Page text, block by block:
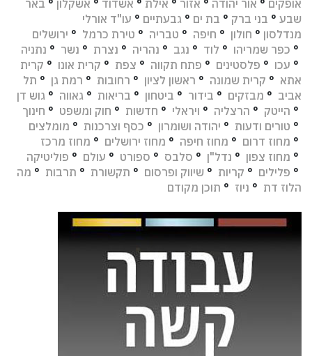
אופקים ° אור יהודה ° אזור ° אילת ° אשדוד ° אשקלון ° באר
שבע ° בני ברק ° בת ים ° גבעתיים ° עו"ד אורלי
מנדלסון ° חולון ° חיפה ° טבריה ° טירת כרמל ° ירושלים
° כפר שמריהו ° לוד ° נגב ° נהריה ° נצרת ° נשר ° נתניה
° עכו ° פלסטינים ° פתח תקווה ° צפת ° קרית אונו ° קרית
אתא ° קרית שמונה ° ראשון לציון ° רחובות ° רמת גן ° תל
אביב ° מבזקים ° בידור ° ביטחון ° בריאות ° גאווה ° גוש דן
° הייטק ° הרצליה ° ויראלי ° חדשות ° חוק ומשפט ° חינוך
° טורים ודעות ° יהודה ושומרון ° כסף וצרכנות ° מומלצים
° מחוז דרום ° מחוז חיפה ° מחוז ירושלים ° מחוז מרכז
° מחוז צפון ° נדל"ן ° סלבס ° ספורט ° עולם ° פוליטיקה
° פלילים ° קריות ° שיווק ופרסום ° תקשורת ° תרבות ° מה
הלוז דת ° ניוז ° תוכן מקודם